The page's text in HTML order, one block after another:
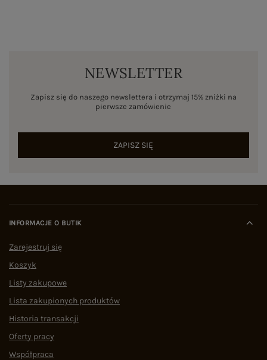
NEWSLETTER
Zapisz się do naszego newslettera i otrzymaj 15% zniżki na
pierwsze zamówienie
ZAPISZ SIĘ
INFORMACJE O BUTIK
Zarejestruj się
Koszyk
Listy zakupowe
Lista zakupionych produktów
Historia transakcji
Oferty pracy
Współpraca